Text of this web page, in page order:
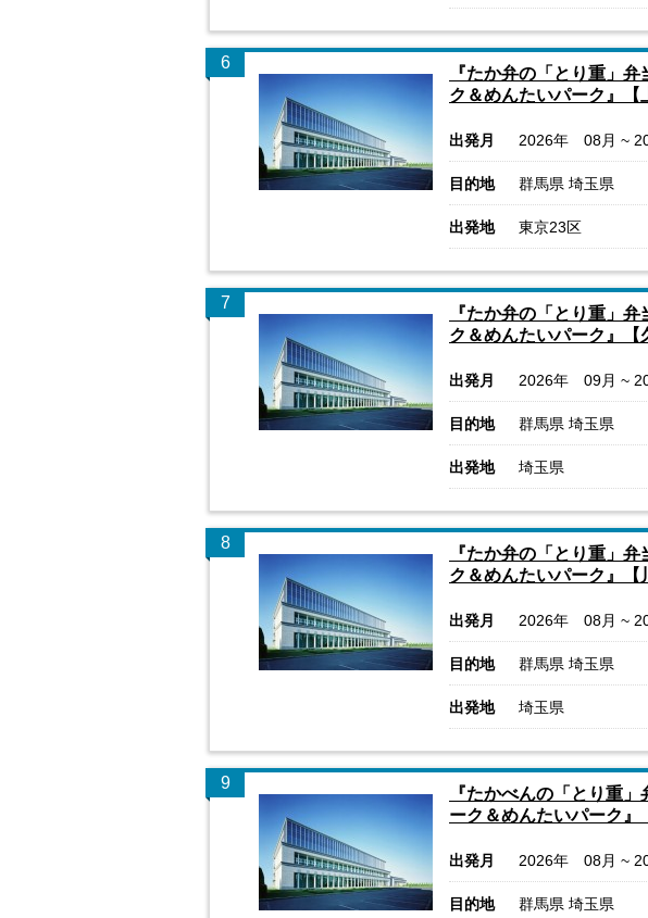
6
『たか弁の「とり重」
ク＆めんたいパーク』【
出発月 2026年 08月 ~
目的地 群馬県 埼玉県
出発地 東京23区
7
『たか弁の「とり重」
ク＆めんたいパーク』
出発月 2026年 09月 ~
目的地 群馬県 埼玉県
出発地 埼玉県
8
『たか弁の「とり重」
ク＆めんたいパーク』
出発月 2026年 08月 ~
目的地 群馬県 埼玉県
出発地 埼玉県
9
『たかべんの「とり重
ーク＆めんたいパーク
出発月 2026年 08月 ~
目的地 群馬県 埼玉県